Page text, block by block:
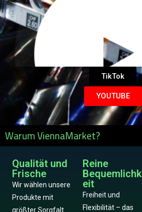
TikTok
YOUTUBE
Warum ViennaMarket?
Qualität und
Frische
Wir wählen unsere
Produkte mit
größter Sorgfalt
Reine
Bequemlichk
eit
Freiheit und
Flexibilität – das